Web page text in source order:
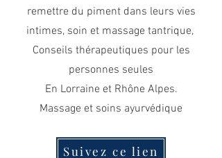
remettre du piment dans leurs vies
intimes, soin et massage tantrique,
Conseils thérapeutiques pour les
personnes seules
En Lorraine et Rhône Alpes.
Massage et soins ayurvédique
Suivez ce lien